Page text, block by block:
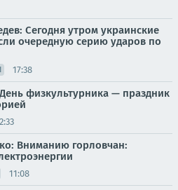
Сегодня утром украинские
очередную серию ударов по
17:38
физкультурника — праздник
Вниманию горловчан:
11:08